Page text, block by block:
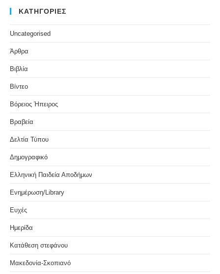
ΚΑΤΗΓΟΡΙΕΣ
Uncategorised
Άρθρα
Βιβλία
Βίντεο
Βόρειος Ήπειρος
Βραβεία
Δελτία Τύπου
Δημογραφικό
Ελληνική Παιδεία Αποδήμων
Ενημέρωση/Library
Ευχές
Ημερίδα
Κατάθεση στεφάνου
Μακεδονία-Σκοπιανό